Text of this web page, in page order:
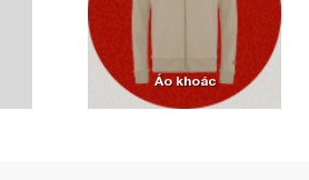
Áo khoác